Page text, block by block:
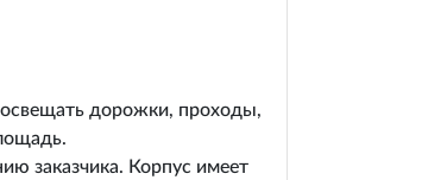
освещать дорожки, проходы,
заказчика. Корпус имеет